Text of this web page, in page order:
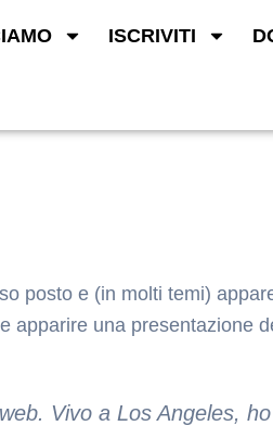
ISCRIVITI
posto e (in molti temi)
apparire una presentazione
Vivo a Los Angeles,